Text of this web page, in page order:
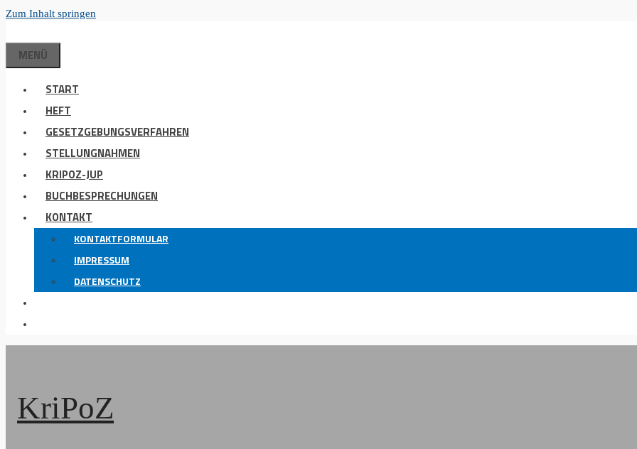
Zum Inhalt springen
MENÜ
START
HEFT
GESETZGEBUNGSVERFAHREN
STELLUNGNAHMEN
KRIPOZ-JUP
BUCHBESPRECHUNGEN
KONTAKT
KONTAKTFORMULAR
IMPRESSUM
DATENSCHUTZ
KriPoZ